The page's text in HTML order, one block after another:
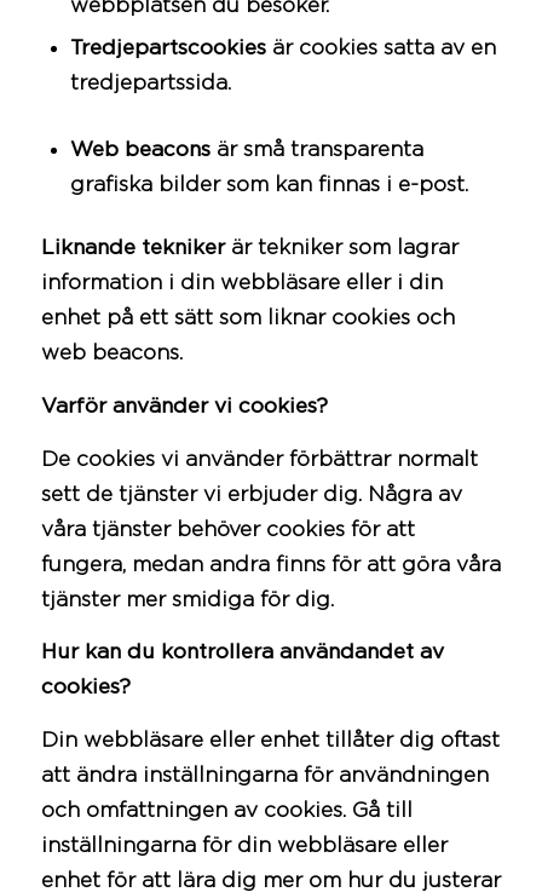
webbplatsen du besöker.
Tredjepartscookies är cookies satta av en
tredjepartssida.
Web beacons är små transparenta
grafiska bilder som kan finnas i e-post.
Liknande tekniker är tekniker som lagrar
information i din webbläsare eller i din
enhet på ett sätt som liknar cookies och
web beacons.
Varför använder vi cookies?
De cookies vi använder förbättrar normalt
sett de tjänster vi erbjuder dig. Några av
våra tjänster behöver cookies för att
fungera, medan andra finns för att göra våra
tjänster mer smidiga för dig.
Hur kan du kontrollera användandet av
cookies?
Din webbläsare eller enhet tillåter dig oftast
att ändra inställningarna för användningen
och omfattningen av cookies. Gå till
inställningarna för din webbläsare eller
enhet för att lära dig mer om hur du justerar